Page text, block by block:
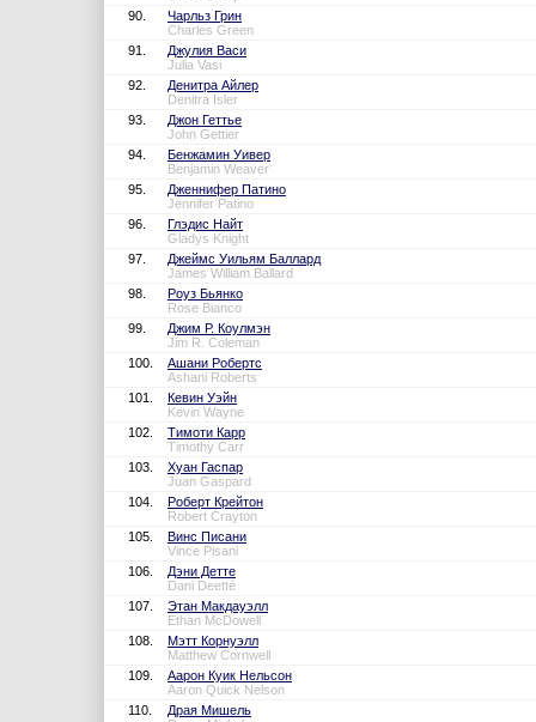
90.
Чарльз Грин
Charles Green
91.
Джулия Васи
Julia Vasi
92.
Денитра Айлер
Denitra Isler
93.
Джон Геттье
John Gettier
94.
Бенжамин Уивер
Benjamin Weaver
95.
Дженнифер Патино
Jennifer Patino
96.
Глэдис Найт
Gladys Knight
97.
Джеймс Уильям Баллард
James William Ballard
98.
Роуз Бьянко
Rose Bianco
99.
Джим Р. Коулмэн
Jim R. Coleman
100.
Ашани Робертс
Ashani Roberts
101.
Кевин Уэйн
Kevin Wayne
102.
Тимоти Карр
Timothy Carr
103.
Хуан Гаспар
Juan Gaspard
104.
Роберт Крейтон
Robert Crayton
105.
Винс Писани
Vince Pisani
106.
Дэни Детте
Dani Deetté
107.
Этан Макдауэлл
Ethan McDowell
108.
Мэтт Корнуэлл
Matthew Cornwell
109.
Аарон Куик Нельсон
Aaron Quick Nelson
110.
Драя Мишель